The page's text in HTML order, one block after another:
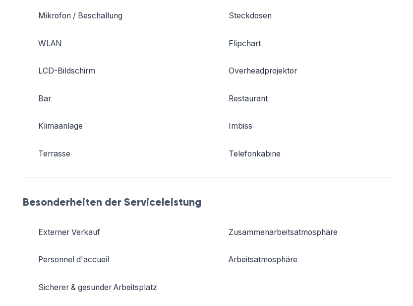
Mikrofon / Beschallung
WLAN
LCD-Bildschirm
Bar
Klimaanlage
Terrasse
Steckdosen
Flipchart
Overheadprojektor
Restaurant
Imbiss
Telefonkabine
Besonderheiten der Serviceleistung
Externer Verkauf
Personnel d'accueil
Sicherer & gesunder Arbeitsplatz
Zusammenarbeitsatmosphäre
Arbeitsatmosphäre